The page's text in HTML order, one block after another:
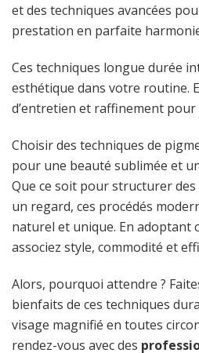
et des techniques avancées
prestation en parfaite
Ces techniques longue durée
esthétique dans votre routine.
d’entretien et raffinement
Choisir des techniques de
pour une beauté sublimée et
Que ce soit pour structurer
un regard, ces procédés
naturel et unique. En adoptant
associez style, commodité et
Alors, pourquoi attendre ?
bienfaits de ces techniques
visage magnifié en toutes
rendez-vous avec des